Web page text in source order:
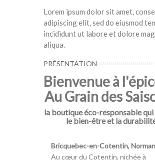
Lorem ipsum dolor sit amet,
adipiscing elit, sed do eiusmod
incididunt ut labore et dolore
aliqua.
PRÉSENTATION
Bienvenue à
Au Grain des
la boutique éco-responsable
le bien-être et la
Bricquebec-en-Cotentin,
Au cœur du Cotentin, nichée à